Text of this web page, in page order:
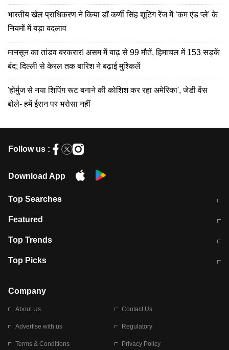
भारतीय खेल प्राधिकरण ने किया डॉ कर्णी सिंह शूटिंग रेंज में ‘कम एंड प्ले' के
नियमों में बड़ा बदलाव
मानसून का तांडव बरकरार! असम में बाढ़ से 99 मौतें, हिमाचल में 153 सड़कें
बंद; दिल्ली से केरल तक बारिश ने बढ़ाई मुश्किलें
'होर्मुज से नया शिपिंग रूट बनाने की कोशिश कर रहा अमेरिका', जेडी वेंस
बोले- हमें ईरान पर भरोसा नहीं
Follow us :
Download App
Top Searches
मुंबई में लगे 'जेन जी' के पोस्टर, लिखा- 'मैं
Featured
10 अगस्त को विधानसभा का घेराव करेंगे
Top Trends
RBI का नया नियम: अब बैंकों को अपनी सभी
Top Picks
बारिश की चेतावनी
Company
About Us Contact Us
Advertise with us Regulatory
Terms & Conditions Privacy Policy